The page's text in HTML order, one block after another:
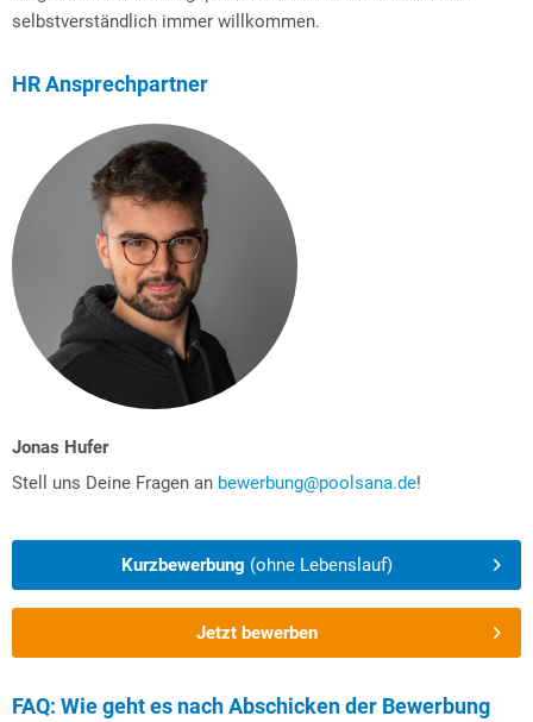
selbstverständlich immer willkommen.
HR Ansprechpartner
Jonas Hufer
Stell uns Deine Fragen an bewerbung@poolsana.de!
Kurzbewerbung (ohne Lebenslauf)
Jetzt bewerben
FAQ: Wie geht es nach Abschicken der Bewerbung